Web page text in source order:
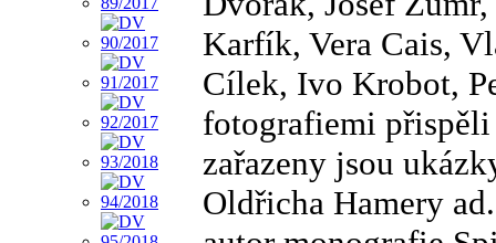
Karfík, Vera Cais,
Cílek, Ivo Krobot,
fotografiemi
zařazeny jsou
Oldřicha Hamery